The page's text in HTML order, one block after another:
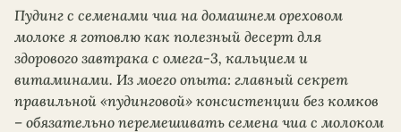
Пудинг с семенами чиа на домашнем ореховом
молоке я готовлю как полезный десерт для
здорового завтрака с омега-3, кальцием и
витаминами. Из моего опыта: главный секрет
правильной «пудинговой» консистенции без комков
– обязательно перемешивать семена чиа с молоком